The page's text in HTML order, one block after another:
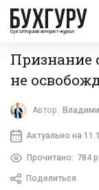
бухгалтерский интернет-журнал
Признание
не
Автор:
Актуально на
Прочитано: 784
Поделиться